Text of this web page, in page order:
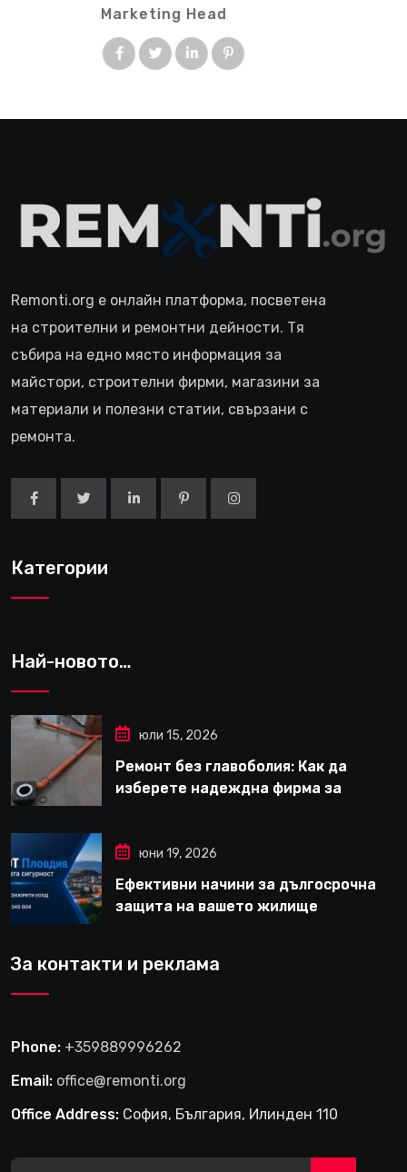
Marketing Head
Remonti.org е онлайн платформа, посветена
на строителни и ремонтни дейности. Тя
събира на едно място информация за
майстори, строителни фирми, магазини за
материали и полезни статии, свързани с
ремонта.
Категории
Най-новото…
юли 15, 2026
Ремонт без главоболия: Как да
изберете надеждна фирма за
юни 19, 2026
Ефективни начини за дългосрочна
защита на вашето жилище
За контакти и реклама
Phone: +359889996262
Email: office@remonti.org
Office Address: София, България, Илинден 110